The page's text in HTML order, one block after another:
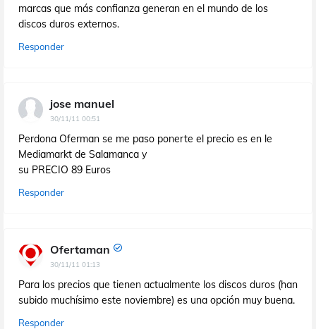
marcas que más confianza generan en el mundo de los
discos duros externos.
Responder
jose manuel
30/11/11 00:51
Perdona Oferman se me paso ponerte el precio es en le
Mediamarkt de Salamanca y
su PRECIO 89 Euros
Responder
Ofertaman
30/11/11 01:13
Para los precios que tienen actualmente los discos duros (han
subido muchísimo este noviembre) es una opción muy buena.
Responder